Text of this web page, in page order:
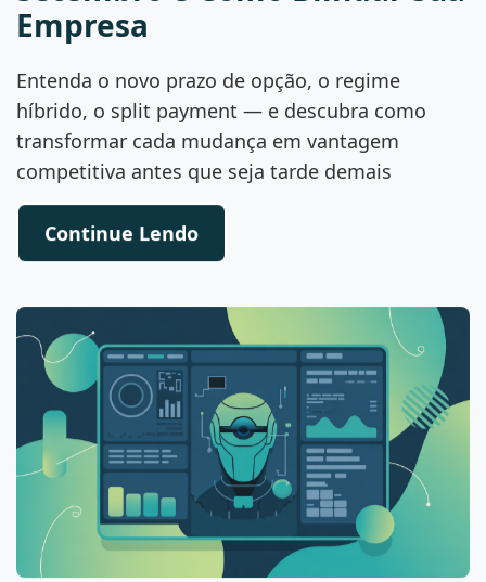
Empresa
Entenda o novo prazo de opção, o regime
híbrido, o split payment — e descubra como
transformar cada mudança em vantagem
competitiva antes que seja tarde demais
Continue Lendo